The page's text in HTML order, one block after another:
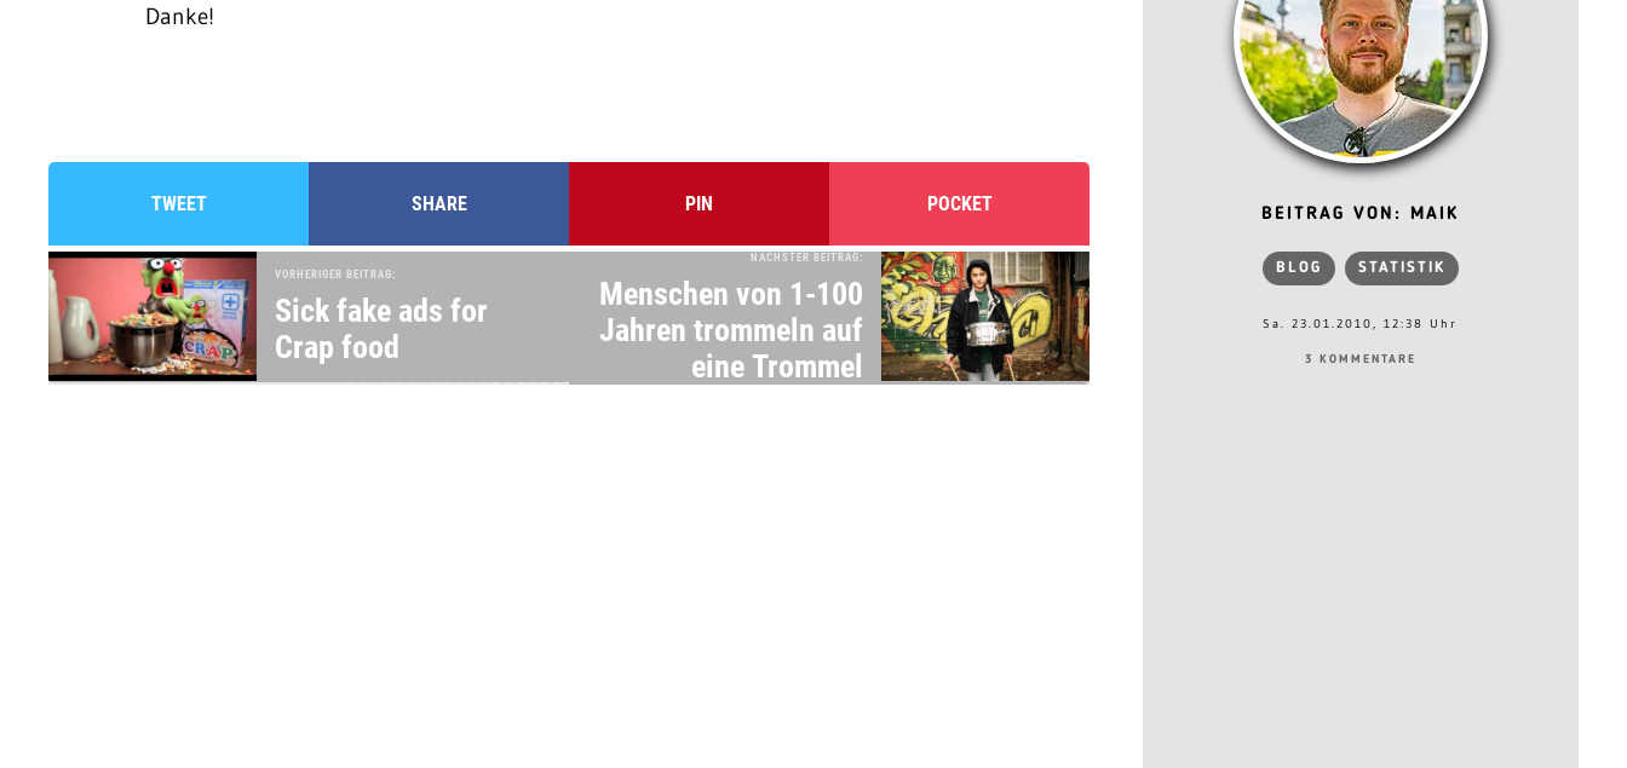
Danke!
TWEET SHARE PIN POCKET
VORHERIGER BEITRAG:
Sick fake ads for
Crap food
NÄCHSTER BEITRAG:
Menschen von 1-100
Jahren trommeln auf
eine Trommel
BEITRAG VON: MAIK
BLOG STATISTIK
Sa. 23.01.2010, 12:38 Uhr
3 KOMMENTARE